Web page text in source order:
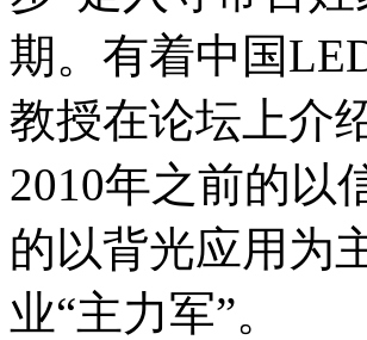
期。有着中国
教授在论坛上介
2010年之前的以
的以背光应用为
业“主力军”。